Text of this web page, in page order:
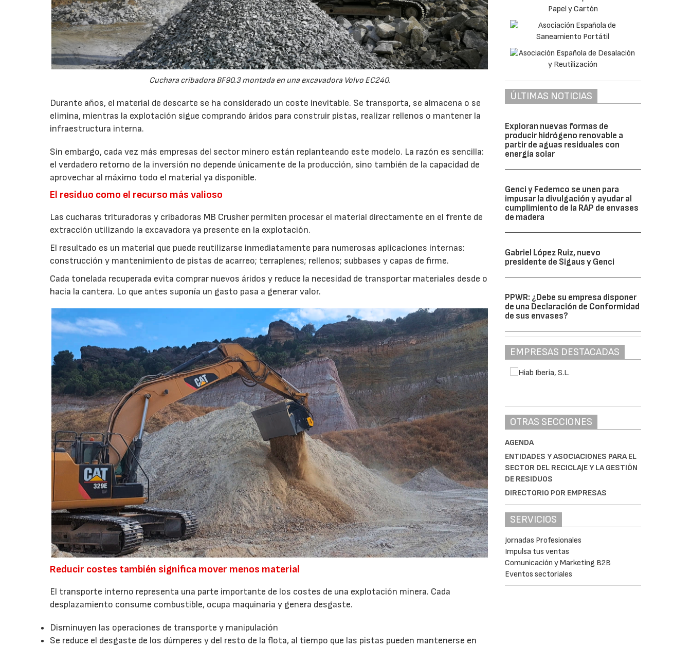
Cuchara cribadora BF90.3 montada en una excavadora Volvo EC240.
Durante años, el material de descarte se ha considerado un coste inevitable. Se transporta, se almacena o se
elimina, mientras la explotación sigue comprando áridos para construir pistas, realizar rellenos o mantener la
infraestructura interna.
Sin embargo, cada vez más empresas del sector minero están replanteando este modelo. La razón es sencilla:
el verdadero retorno de la inversión no depende únicamente de la producción, sino también de la capacidad de
aprovechar al máximo todo el material ya disponible.
El residuo como el recurso más valioso
Las cucharas trituradoras y cribadoras MB Crusher permiten procesar el material directamente en el frente de
extracción utilizando la excavadora ya presente en la explotación.
El resultado es un material que puede reutilizarse inmediatamente para numerosas aplicaciones internas:
construcción y mantenimiento de pistas de acarreo; terraplenes; rellenos; subbases y capas de firme.
Cada tonelada recuperada evita comprar nuevos áridos y reduce la necesidad de transportar materiales desde o
hacia la cantera. Lo que antes suponía un gasto pasa a generar valor.
Reducir costes también significa mover menos material
El transporte interno representa una parte importante de los costes de una explotación minera. Cada
desplazamiento consume combustible, ocupa maquinaria y genera desgaste.
Disminuyen las operaciones de transporte y manipulación
Se reduce el desgaste de los dúmperes y del resto de la flota, al tiempo que las pistas pueden mantenerse en
ÚLTIMAS NOTICIAS
Exploran nuevas formas de
producir hidrógeno renovable a
partir de aguas residuales con
energía solar
Genci y Fedemco se unen para
impusar la divulgación y ayudar al
cumplimiento de la RAP de envases
de madera
Gabriel López Ruiz, nuevo
presidente de Sigaus y Genci
PPWR: ¿Debe su empresa disponer
de una Declaración de Conformidad
de sus envases?
EMPRESAS DESTACADAS
OTRAS SECCIONES
AGENDA
ENTIDADES Y ASOCIACIONES PARA EL
SECTOR DEL RECICLAJE Y LA GESTIÓN
DE RESIDUOS
DIRECTORIO POR EMPRESAS
SERVICIOS
Jornadas Profesionales
Impulsa tus ventas
Comunicación y Marketing B2B
Eventos sectoriales